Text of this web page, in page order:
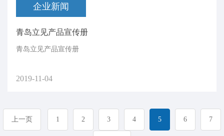
企业新闻
青岛立见产品宣传册
青岛立见产品宣传册
2019-11-04
上一页 1 2 3 4 5 6 7